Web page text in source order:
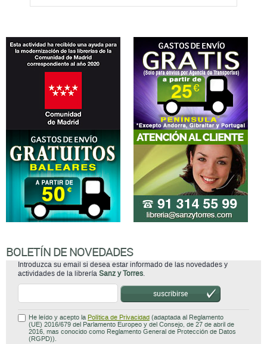
BOLETÍN DE NOVEDADES
Introduzca su email si desea estar informado de las novedades y
actividades de la librería Sanz y Torres.
suscribirse
He leído y acepto la Política de Privacidad (adaptada al Reglamento
(UE) 2016/679 del Parlamento Europeo y del Consejo, de 27 de abril de
2016, mas conocido como Reglamento General de Protección de Datos
(RGPD)).